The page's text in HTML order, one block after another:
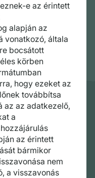
e az érintett
alapján az
vonatkozó, általa
bocsátott
körben
hogy ezeket az
továbbítsa
az az adatkezelő,
a
az érintett
bármikor
nem
a visszavonás